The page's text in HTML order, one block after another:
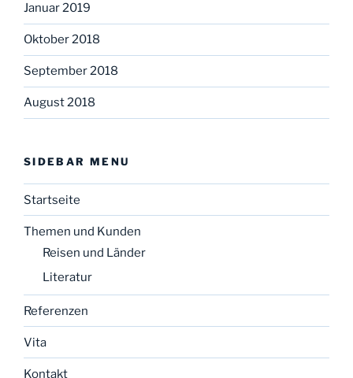
Januar 2019
Oktober 2018
September 2018
August 2018
SIDEBAR MENU
Startseite
Themen und Kunden
Reisen und Länder
Literatur
Referenzen
Vita
Kontakt